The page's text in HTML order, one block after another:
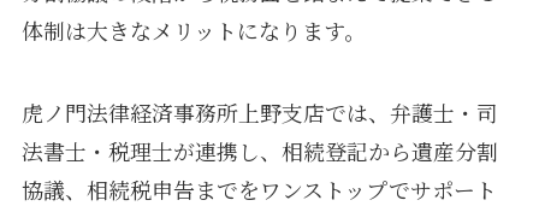
体制は大きなメリットになります。
虎ノ門法律経済事務所上野支店では、弁護士・司
法書士・税理士が連携し、相続登記から遺産分割
協議、相続税申告までをワンストップでサポート